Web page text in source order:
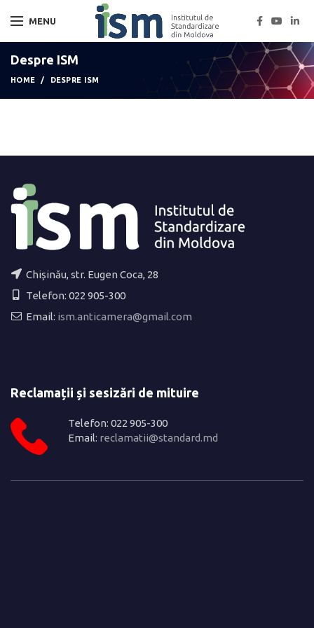
MENU
Despre ISM
HOME DESPRE ISM
Chișinău, str. Eugen Coca, 28
Telefon: 022 905-300
Email: ism.anticamera@gmail.com
Reclamații și sesizări de mituire
Telefon: 022 905-300
Email: reclamatii@standard.md